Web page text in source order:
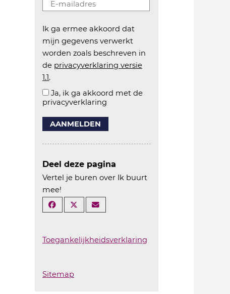
Ik ga ermee akkoord dat
mijn gegevens verwerkt
worden zoals beschreven in
de privacyverklaring versie
1.1.
Ja, ik ga akkoord met de
privacyverklaring
AANMELDEN
Deel deze pagina
Vertel je buren over Ik buurt
mee!
Toegankelijkheidsverklaring
Sitemap